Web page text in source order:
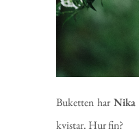
Buketten harNika
kvistar. Hur fin?